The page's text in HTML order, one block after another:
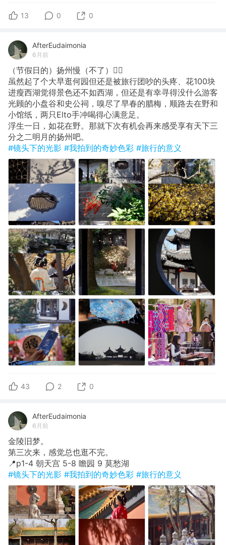
13 0 0
AfterEudaimonia
6月前
（节假日的）扬州慢（不了）🙂‍↔️
虽然起了个大早逛何园但还是被旅行团吵的头疼、花100块
进瘦西湖觉得景色还不如西湖，但还是有幸寻得没什么游客
光顾的小盘谷和史公祠，嗅尽了早春的腊梅，顺路去在野和
小馆纸，两只Elto手冲喝得心满意足。
浮生一日，如花在野。那就下次有机会再来感受享有天下三
分之二明月的扬州吧。
#镜头下的光影 #我拍到的奇妙色彩 #旅行的意义
43 2 0
AfterEudaimonia
6月前
金陵旧梦。
第三次来，感觉总也逛不完。
📍p1-4 朝天宫 5-8 瞻园 9 莫愁湖
#镜头下的光影 #我拍到的奇妙色彩 #旅行的意义